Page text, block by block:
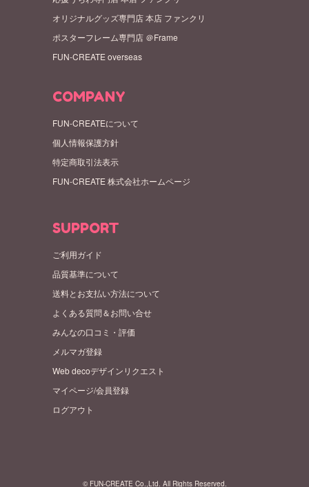
オリジナルグッズ専門店 本店 ファンクリ
ポスターフレーム専門店 ＠Frame
FUN-CREATE overseas
COMPANY
FUN-CREATEについて
個人情報保護方針
特定商取引法表示
FUN-CREATE 株式会社ホームページ
SUPPORT
ご利用ガイド
品質基準について
送料とお支払い方法について
よくある質問＆お問い合せ
みんなの口コミ・評価
メルマガ登録
Web decoデザインリクエスト
マイページ/会員登録
ログアウト
© FUN-CREATE Co.,Ltd. All Rights Reserved.